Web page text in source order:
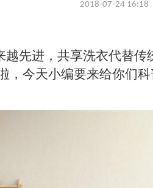
2018-07-24 16:18
先进，共享洗衣代替传
，今天小编要来给你们